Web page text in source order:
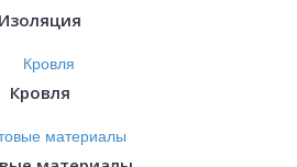
Изоляция
Кровля